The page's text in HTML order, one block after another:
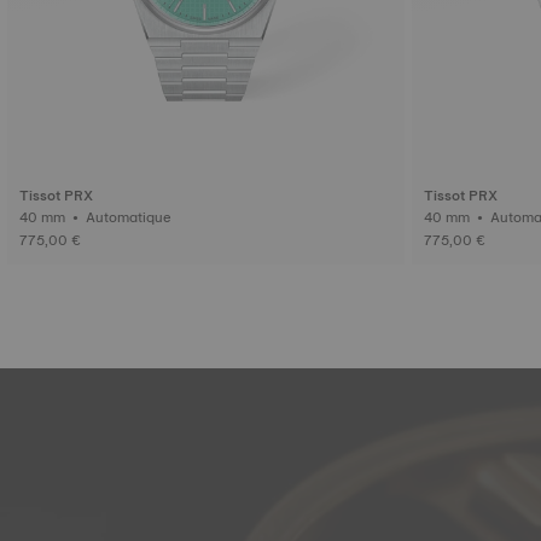
Tissot PRX
40 mm • Automatique
775,00 €
Tissot PRX
40 mm •
775,00 €